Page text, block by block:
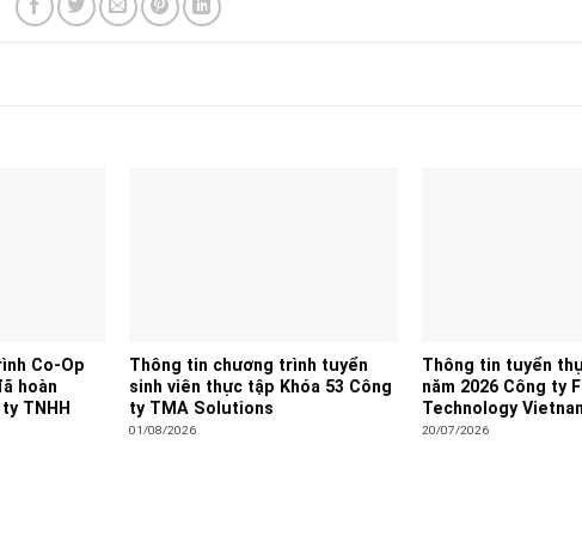
Co-Op
hoàn
TNHH
Thông tin chương trình tuyển
sinh viên thực tập Khóa 53 Công
ty TMA Solutions
01/08/2026
Thông tin tuyển
năm 2026 Công ty
Technology
20/07/2026